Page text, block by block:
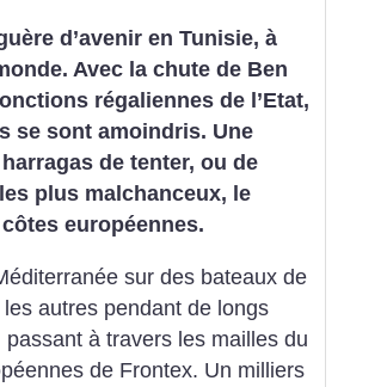
d’avenir en Tunisie, à
Avec la chute de Ben
régaliennes de l’Etat,
se sont amoindris. Une
de tenter, ou de
plus malchanceux, le
européennes.
sur des bateaux de
autres pendant de longs
passant à travers les mailles du
de Frontex. Un milliers